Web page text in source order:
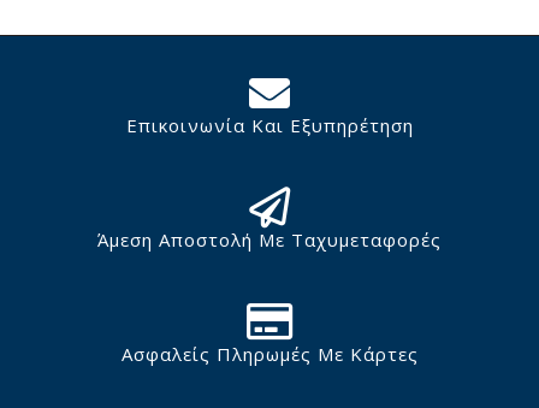
Επικοινωνία Και Εξυπηρέτηση
Άμεση Αποστολή Με Ταχυμεταφορές
Ασφαλείς Πληρωμές Με Κάρτες